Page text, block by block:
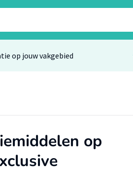
op jouw vakgebied
op